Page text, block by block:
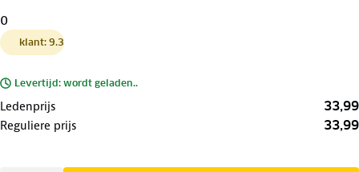
0
klant: 9.3
Levertijd: wordt geladen..
Ledenprijs 33,99
Reguliere prijs 33,99